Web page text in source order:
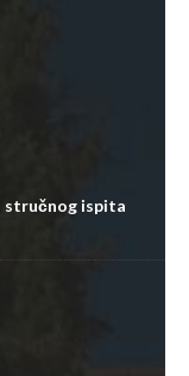
stručnog ispita